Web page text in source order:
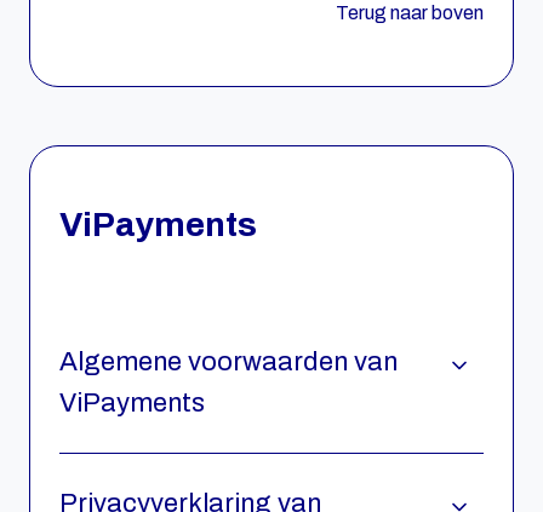
Terug naar boven
ViPayments
Algemene voorwaarden van
ViPayments
Privacyverklaring van